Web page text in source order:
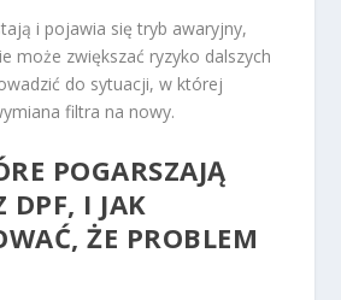
i pojawia się tryb awaryjny,
może zwiększać ryzyko dalszych
do sytuacji, w której
filtra na nowy.
POGARSZAJĄ
DPF, I JAK
ŻE PROBLEM